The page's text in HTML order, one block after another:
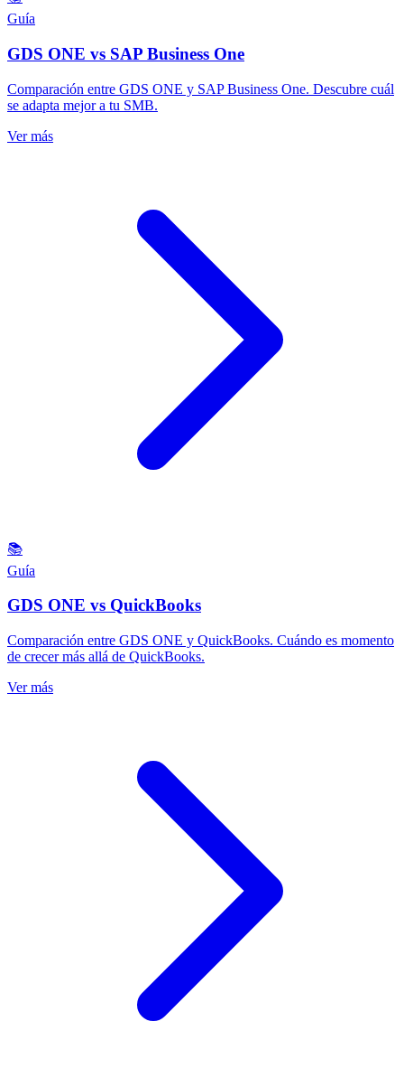
Guía
GDS ONE vs SAP Business One
Comparación entre GDS ONE y SAP Business One. Descubre cuál
se adapta mejor a tu SMB.
Ver más
📚
Guía
GDS ONE vs QuickBooks
Comparación entre GDS ONE y QuickBooks. Cuándo es momento
de crecer más allá de QuickBooks.
Ver más